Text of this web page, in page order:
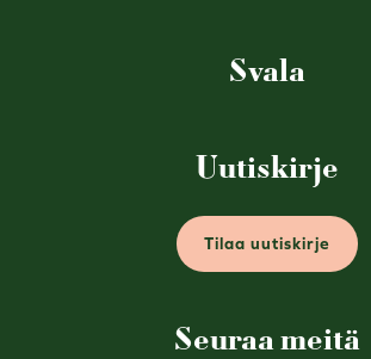
Svala
Seuraa meitä
Uutiskirje
Tilaa uutiskirje